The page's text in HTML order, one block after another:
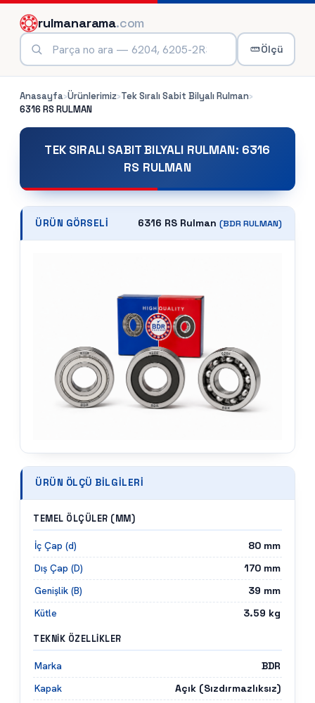
rulmanarama.com
Ölçü
Anasayfa›Ürünlerimiz›Tek Sıralı Sabit Bilyalı Rulman›
6316 RS RULMAN
TEK SIRALI SABIT BILYALI RULMAN: 6316
RS RULMAN
ÜRÜN GÖRSELI 6316 RS Rulman (BDRRULMAN)
ÜRÜN ÖLÇÜ BILGILERI
TEMEL ÖLÇÜLER (MM)
İç Çap (d) 80 mm
Dış Çap (D)
170 mm
Genişlik (B)
39 mm
Kütle
3.59 kg
TEKNIK ÖZELLIKLER
Marka
BDR
Kapak
Açık (Sızdırmazlıksız)